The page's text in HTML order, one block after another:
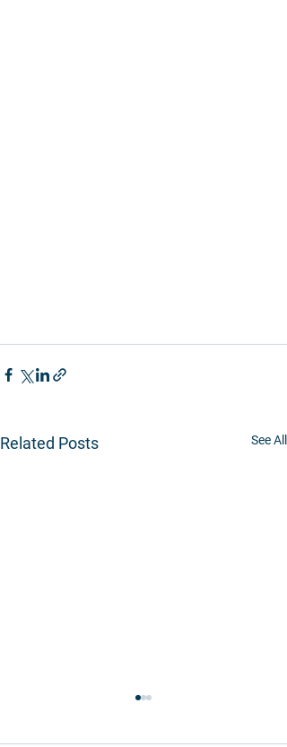
Related Posts See All